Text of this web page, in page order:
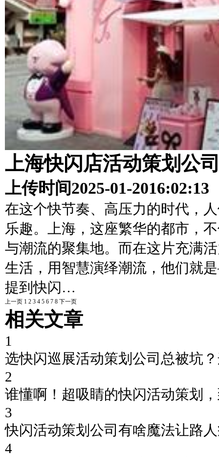
上海快闪店活动策划公
上传时间2025-01-2016:02:13
在这个快节奏、高压力的时代，
乐趣。上海，这座繁华的都市，
与潮流的聚集地。而在这片充满
生活，用智慧演绎潮流，他们就
提到快闪…
上一页 1 2 3 4 5 6 7 8 下一页
相关文章
1
选快闪巡展活动策划公司总被坑
2
谁懂啊！超吸睛的快闪活动策划
3
快闪活动策划公司有啥魔法让路
4